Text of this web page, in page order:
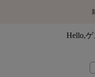
Hello,